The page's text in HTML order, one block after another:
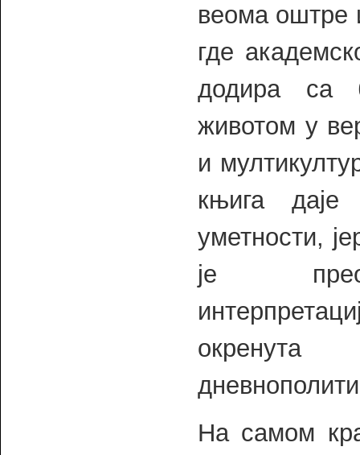
веома оштре
где
додира са
животом у
и
књига
уметности,
је
На самом